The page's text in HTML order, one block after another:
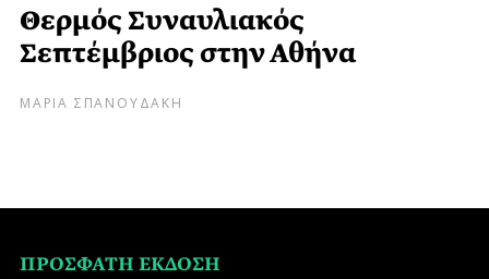
Θερμός Συναυλιακός
Σεπτέμβριος στην Αθήνα
ΜΑΡΙΑ ΣΠΑΝΟΥΔΑΚΗ
ΠΡΟΣΦΑΤΗ ΕΚΔΟΣΗ